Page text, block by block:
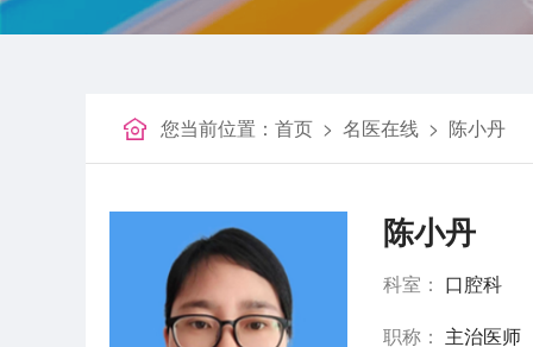
您当前位置： 首页 > 名医在线 > 陈小丹
陈小丹
科室： 口腔科
职称： 主治医师